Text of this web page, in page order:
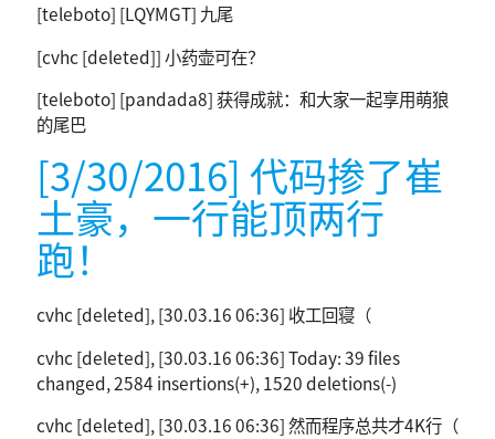
[teleboto] [LQYMGT] 九尾
[cvhc [deleted]] 小药壶可在？
[teleboto] [pandada8] 获得成就：和大家一起享用萌狼
的尾巴
[3/30/2016] 代码掺了崔
土豪，一行能顶两行
跑！
cvhc [deleted], [30.03.16 06:36] 收工回寝（
cvhc [deleted], [30.03.16 06:36] Today: 39 files
changed, 2584 insertions(+), 1520 deletions(-)
cvhc [deleted], [30.03.16 06:36] 然而程序总共才4K行（